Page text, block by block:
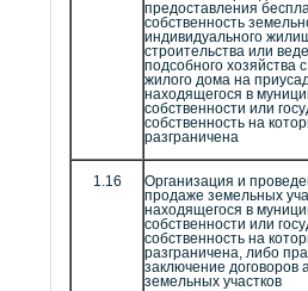
предоставления
собственность
индивидуального
строительства или
подсобного хозяйства
жилого дома на
находящегося в
собственности или
собственность на
разграничена
1.16
Организация и
продаже земельных
находящегося в
собственности или
собственность на
разграничена, либо
заключение договоров
земельных участков